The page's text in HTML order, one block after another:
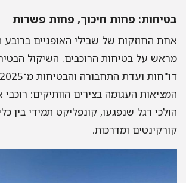
בטיחות: פחות חיכוך, פחות פשרות
אחת החוזקות של שבילי האופניים
מראש על בטיחות הרוכבים. השיקול
המציאות העגומה בצירים הוותיקים: רוכבי
הולכי רגל שנפגעו, קונפליקט תמידי בין
קורקינטים ומדרכות.